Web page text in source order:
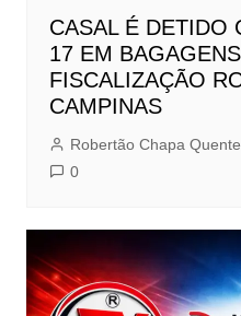
CASAL É DETIDO
17 EM
FISCALIZAÇÃO
CAMPINAS
Robertão Chapa Quente
0